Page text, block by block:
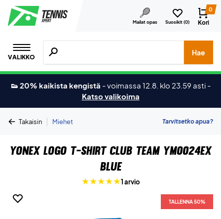
Mailat opas Suosikit (0)
0
Kori
VALIKKO
Hae tuotteita, merkkejä jne.
Hae
👟 20% kaikista kengistä -voimassa 12.8. klo 23.59 asti -
Katso valikoima
Takaisin | Miehet Tarvitsetko apua?
Yonex Logo T-shirt Club Team YM0024EX
Blue
1 arvio
TALLENNA 50%